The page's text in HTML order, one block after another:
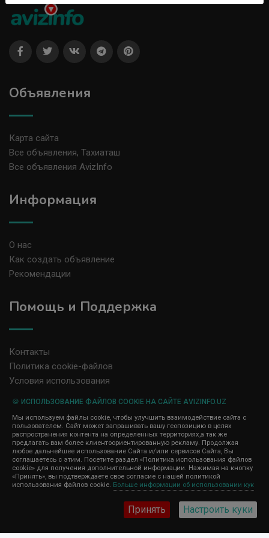
Объявления
Карта сайта
Все объявления, Тахиаташ
Все объявления AvizInfo
Информация
О нас
Как создать объявление
Рекомендации
Помощь и Поддержка
Контакты
Политика cookie-файлов
Условия использования
содержание размещенных объявлений.
Мы ценим конфиденциальность наших пользователей. Мы не
передаем и не продаем личную информацию зарегистрированных
пользователей AvizInfo.uz третьим лицам. Мы не отвечаем за
правила конфиденциальности сайтов на которые ссылается
AvizInfo.uz. На некоторых страницах нашего сайта представлена
реклама Google Adsense Advertising Network. Чтобы узнать
подробней о правилах конфиденциальности Googleнажмите тут
🍪 ИСПОЛЬЗОВАНИЕ ФАЙЛОВ COOKIE НА САЙТЕ AVIZINFO.UZ
Мы используем файлы cookie, чтобы улучшить взаимодействие сайта с
пользователем. Сайт может запрашивать вашу геопозицию в целях
распространения контента на определенных территориях,а так же
предлагать вам более клиентоориентированную рекламу. Продолжая
любое дальнейшее использование Сайта и/или сервисов Сайта, Вы
соглашаетесь с этим. Посетите раздел «Политика использования файлов
cookie» для получения дополнительной информации. Нажимая на кнопку
«Принять», вы подтверждаете свое согласие с нашей политикой
использования файлов cookie. Больше информации об использовании кук
Принять Настроить куки